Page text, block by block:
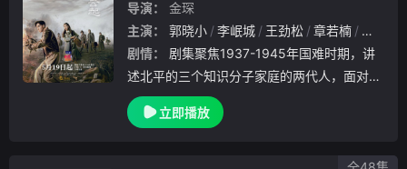
导演：
金琛
主演：
郭晓小 李岷城 王劲松 章若楠 张赫
剧情：
述北平的三个知识分子家庭的两代人，面对时
代的大动荡和大变局，做出的选择和牺牲。有
人选择守护中华文化，赓续文化血脉；有人选
立即播放